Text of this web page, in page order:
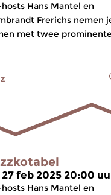
Hans Mantel en
Frerichs nemen
met twee
feb 2025 20:00
Hans Mantel en